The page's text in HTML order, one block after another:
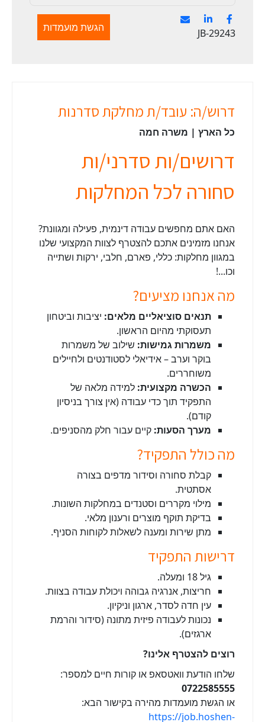
JB-29243 הגשת מועמדות
דרוש/ה: עובד/ת מחלקת סדרנות
כל הארץ | משרה חמה
דרושים/ות סדרני/ות
סחורה לכל המחלקות
האם אתם מחפשים עבודה דינמית, פעילה ומגוונת?
אנחנו מזמינים אתכם להצטרף לצוות המקצועי שלנו
במגוון מחלקות: כללי, פארם, חלבי, ירקות ושתייה
וכו...!
מה אנחנו מציעים?
תנאים סוציאליים מלאים: יציבות וביטחון
תעסוקתי מהיום הראשון.
משמרות גמישות: שילוב של משמרות
בוקר וערב – אידיאלי לסטודנטים ולחיילים
משוחררים.
הכשרה מקצועית: למידה מלאה של
התפקיד תוך כדי עבודה (אין צורך בניסיון
קודם).
מערך הסעות: קיים עבור חלק מהסניפים.
מה כולל התפקיד?
קבלת סחורה וסידור מדפים בצורה
אסתטית.
מילוי מקררים וסטנדים במחלקות השונות.
בדיקת תוקף מוצרים ורענון מלאי.
מתן שירות ומענה לשאלות לקוחות הסניף.
דרישות התפקיד
גיל 18 ומעלה.
חריצות, אנרגיה גבוהה ויכולת עבודה בצוות.
עין חדה לסדר, ארגון וניקיון.
נכונות לעבודה פיזית מתונה (סידור והרמת
ארגזים).
רוצים להצטרף אלינו?
שלחו הודעת וואטסאפ או קורות חיים למספר:
0722585555
או הגשת מועמדות מהירה בקישור הבא:
https://job.hoshen-